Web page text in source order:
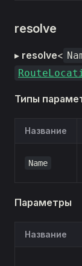
resolve
▸ resolve<
Типы
Название
Name
Параметры
Название